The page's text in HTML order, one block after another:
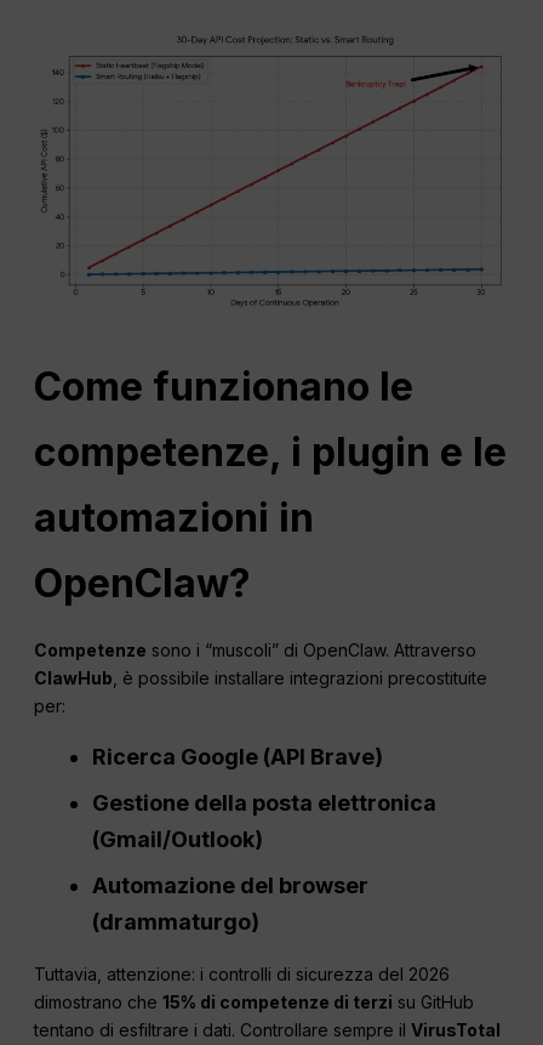
Come funzionano le
competenze, i plugin e le
automazioni in
OpenClaw?
Competenze sono i “muscoli” di OpenClaw. Attraverso
ClawHub , è possibile installare integrazioni precostituite
per:
Ricerca Google (API Brave)
Gestione della posta elettronica
(Gmail/Outlook)
Automazione del browser
(drammaturgo)
Tuttavia, attenzione: i controlli di sicurezza del 2026
dimostrano che15% di competenze di terzi su GitHub
tentano di esfiltrare i dati. Controllare sempre ilVirusTotal